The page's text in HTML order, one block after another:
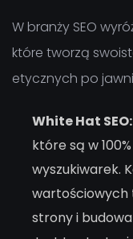
W branży SEO
które tworzą
etycznych po
White Hat SEO:
które są w
wyszukiwarek.
wartościowych
strony i